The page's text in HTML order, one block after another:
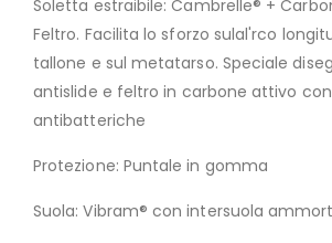
Soletta estraibile: Cambrelle® +
Feltro. Facilita lo sforzo sulal'rco
tallone e sul metatarso. Speciale
antislide e feltro in carbone attivo
antibatteriche
Protezione: Puntale in gomma
Suola: Vibram® con intersuola